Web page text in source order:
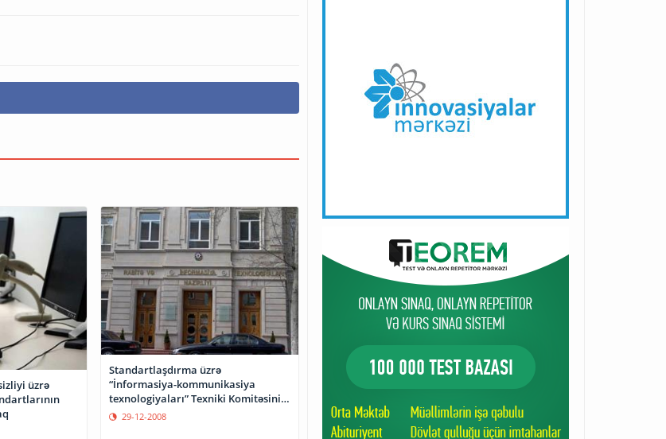
üzrə
Standartlaşdırma üzrə
“İnformasiya-kommunikasiya
texnologiyaları” Texniki Komitəsinin
növbəti iclası keçirilib
29-12-2008